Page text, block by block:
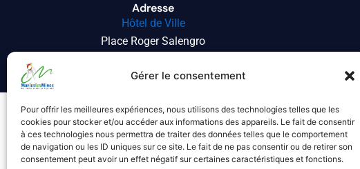
Gérer le consentement
Pour offrir les meilleures expériences, nous utilisons des technologies telles que les
cookies pour stocker et/ou accéder aux informations des appareils. Le fait de consentir
à ces technologies nous permettra de traiter des données telles que le comportement
de navigation ou les ID uniques sur ce site. Le fait de ne pas consentir ou de retirer son
consentement peut avoir un effet négatif sur certaines caractéristiques et fonctions.
Adresse
Hôtel de Ville
Place Roger Salengro
À propos